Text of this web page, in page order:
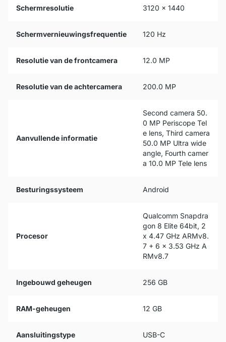
Schermresolutie 3120 x 1440
Schermvernieuwingsfrequentie 120 Hz
Resolutie van de frontcamera 12.0 MP
Resolutie van de achtercamera 200.0 MP
Aanvullende informatie
Second camera 50.
0 MP Periscope Tel
e lens, Third camera
50.0 MP Ultra wide
angle, Fourth camer
a 10.0 MP Tele lens
Besturingssysteem Android
Procesor
Qualcomm Snapdra
gon 8 Elite 64bit, 2
x 4.47 GHz ARMv8.
7 + 6 x 3.53 GHz A
RMv8.7
Ingebouwd geheugen 256 GB
RAM-geheugen 12 GB
Aansluitingstype USB-C